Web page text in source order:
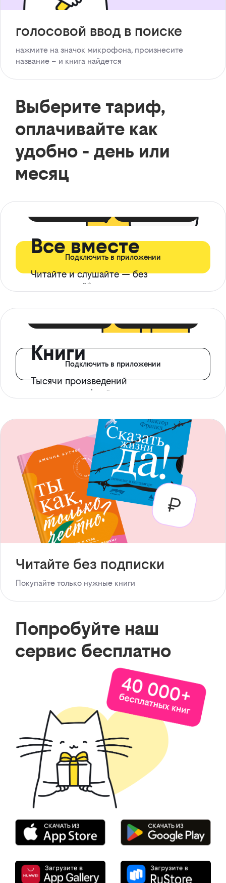
голосовой ввод в поиске
нажмите на значок микрофона, произнесите
название – и книга найдется
Выберите тариф,
оплачивайте как
удобно - день или
месяц
Все вместе
Читайте и слушайте — без
ограничений*
Подключить в приложении
Книги
Тысячи произведений
с доступом офлайн
Подключить в приложении
Читайте без подписки
Покупайте только нужные книги
Попробуйте наш
сервис бесплатно